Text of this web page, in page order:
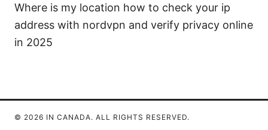
Where is my location how to check your ip
address with nordvpn and verify privacy online
in 2025
© 2026 IN CANADA. ALL RIGHTS RESERVED.